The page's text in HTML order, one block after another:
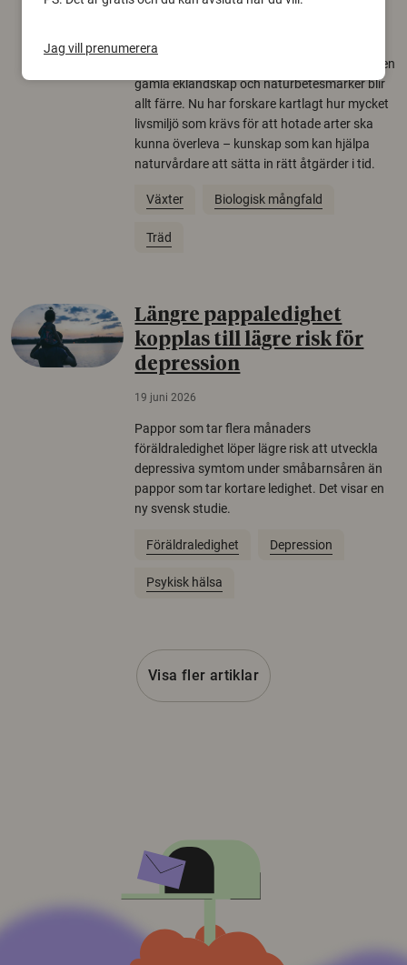
Över tusen arter behöver ekar i sin närhet, men
gamla eklandskap och naturbetesmarker blir
allt färre. Nu har forskare kartlagt hur mycket
livsmiljö som krävs för att hotade arter ska
kunna överleva – kunskap som kan hjälpa
naturvårdare att sätta in rätt åtgärder i tid.
Växter Biologisk mångfald
Träd
Längre pappaledighet
kopplas till lägre risk för
depression
19 juni 2026
Pappor som tar flera månaders
föräldraledighet löper lägre risk att utveckla
depressiva symtom under småbarnsåren än
pappor som tar kortare ledighet. Det visar en
ny svensk studie.
Föräldraledighet Depression
Psykisk hälsa
Visa fler artiklar
Jag vill prenumerera